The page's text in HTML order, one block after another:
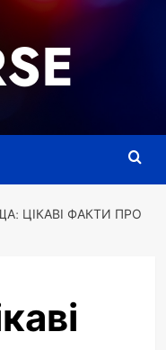
ЦІКАВІ ФАКТИ ПРО